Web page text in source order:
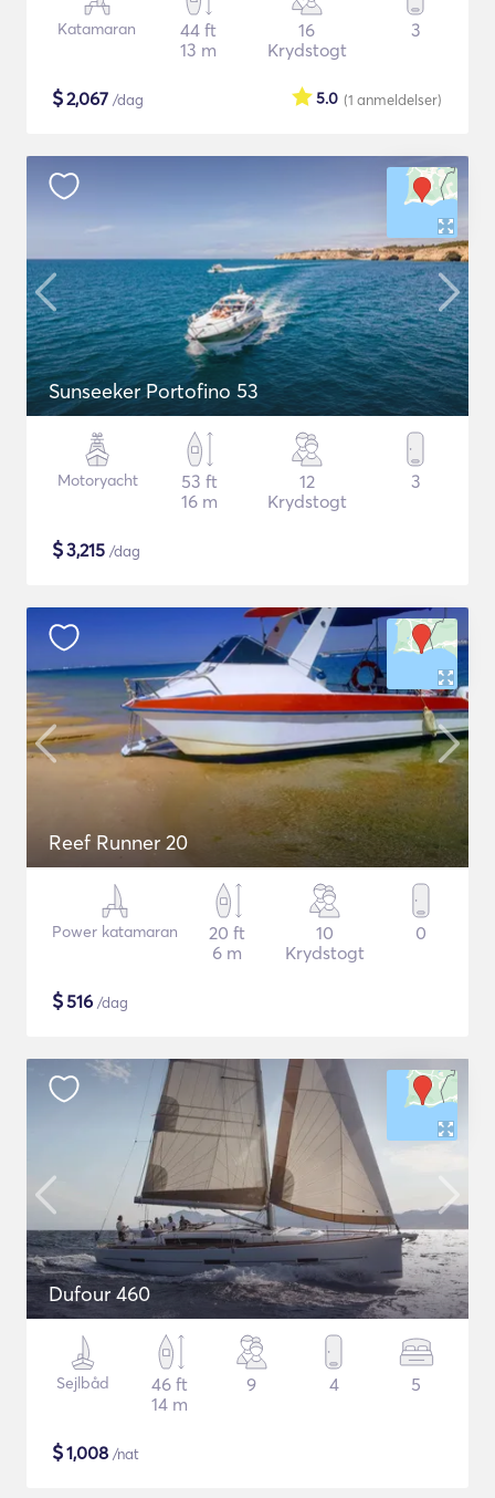
Katamaran
44 ft
13 m
16
Krydstogt
3
$2,067 /dag (1 anmeldelser)
5.0
Sunseeker Portofino 53
Motoryacht
53 ft
16 m
12
Krydstogt
3
$3,215 /dag
Reef Runner 20
Power katamaran
20 ft
6 m
10
Krydstogt
0
$516 /dag
Dufour 460
Sejlbåd
46 ft
14 m
9 4 5
$1,008 /nat